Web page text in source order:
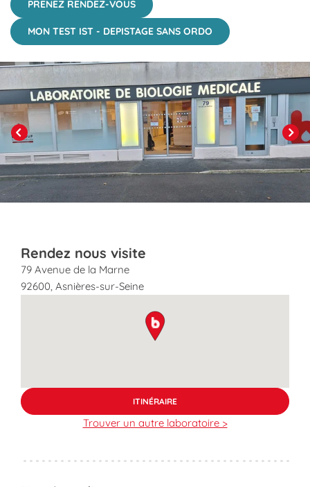
PRENEZ RENDEZ-VOUS
MON TEST IST - DEPISTAGE SANS ORDO
Previous
Next
Click to View in Slide Show
Rendez nous visite
79 Avenue de la Marne
92600, Asnières-sur-Seine
map pin
ITINÉRAIRE
Trouver un autre laboratoire >